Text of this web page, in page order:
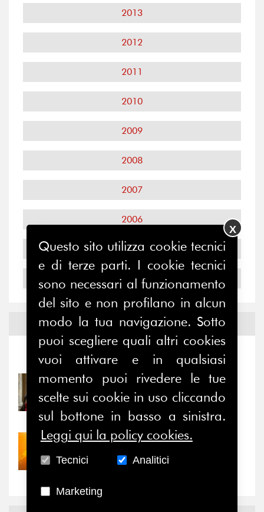
2013
2012
2011
2010
2009
2008
2007
2006
2005
2004
Notizie edEventi
Notizie - Eventi
31/07/2026
Prima della pausa estiva,
il valore di...
30/07/2026
Nove anni dopo la
Questo sito utilizza cookie tecnici
e di terze parti. I cookie tecnici
sono necessari al funzionamento
del sito e non profilano in alcun
modo la tua navigazione. Sotto
puoi scegliere quali altri cookies
vuoi attivare e in qualsiasi
momento puoi rivedere le tue
scelte sui cookie in uso cliccando
sul bottone in basso a sinistra.
Leggi qui la policy cookies.
Tecnici Analitici
Marketing
X